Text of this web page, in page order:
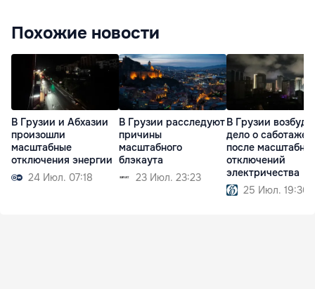
Похожие новости
В Грузии и Абхазии
произошли
масштабные
отключения энергии
24 Июл. 07:18
В Грузии расследуют
причины
масштабного
блэкаута
23 Июл. 23:23
В Грузии
дело о саботаже
после
отключений
электричества
25 Июл. 19:30